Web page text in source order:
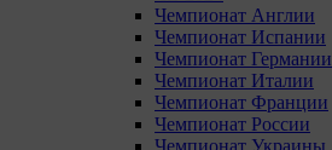
Чемпионат Англии
Чемпионат Испании
Чемпионат Германии
Чемпионат Италии
Чемпионат Франции
Чемпионат России
Чемпионат Украины